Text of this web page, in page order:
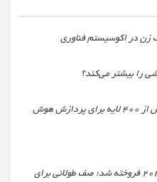
در اکوسیستم فناوری
را بیشتر می‌کند؟
سامسونگ از اولین تراشه حافظه با بیش از ۴۰۰ لایه برای پردازش هوش
تمامی محصولات فراری تا پایان سال ۲۰۲۷ فروخته شد؛ صف طولانی برای